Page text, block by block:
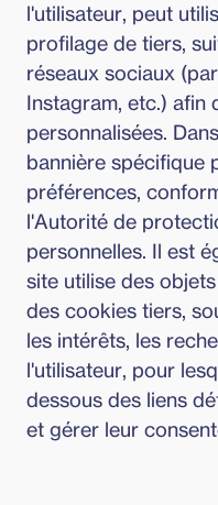
l'utilisateur, peut
profilage de tiers,
réseaux sociaux
Instagram, etc.) afin
personnalisées.
bannière spécifique
préférences,
l'Autorité de
personnelles. Il est
site utilise des
des cookies tiers,
les intérêts, les
l'utilisateur, pour
dessous des liens
et gérer leur